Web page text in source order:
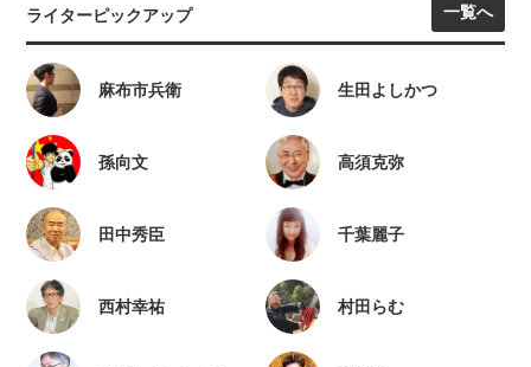
ライターピックアップ 一覧へ
麻布市兵衛 生田よしかつ
孫向文 高須克弥
田中秀臣 千葉麗子
西村幸祐 村田らむ